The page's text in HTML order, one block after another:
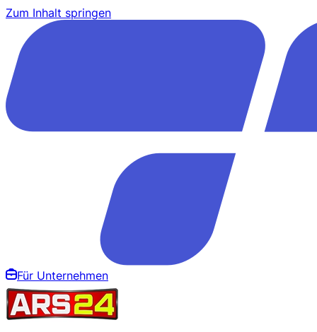
Zum Inhalt springen
Für Unternehmen